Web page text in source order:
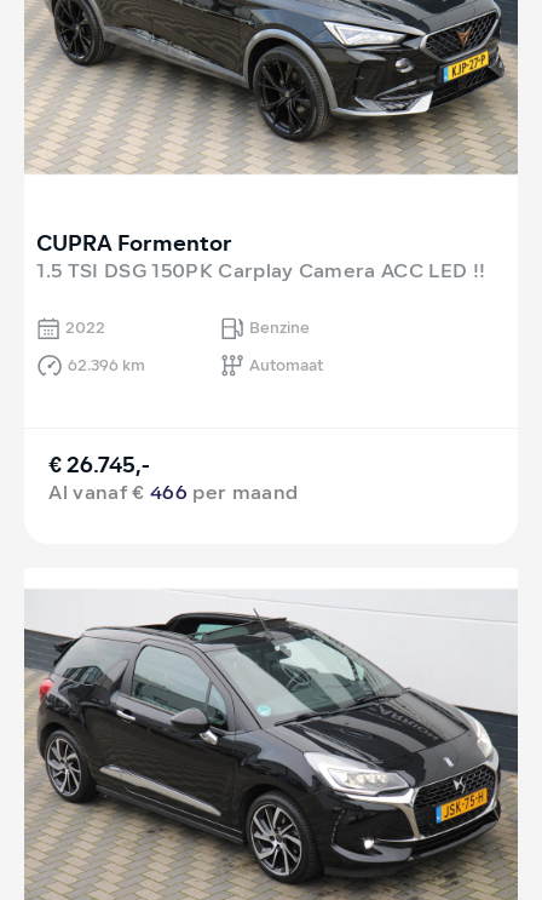
CUPRA Formentor
1.5 TSI DSG 150PK Carplay Camera ACC LED !!
2022
Benzine
62.396 km
Automaat
€ 26.745,-
Al vanaf €466 per maand